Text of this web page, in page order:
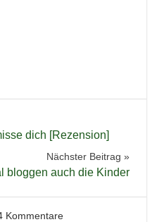
dich [Rezension]
Nächster Beitrag
bloggen auch die Kinder
Kommentare